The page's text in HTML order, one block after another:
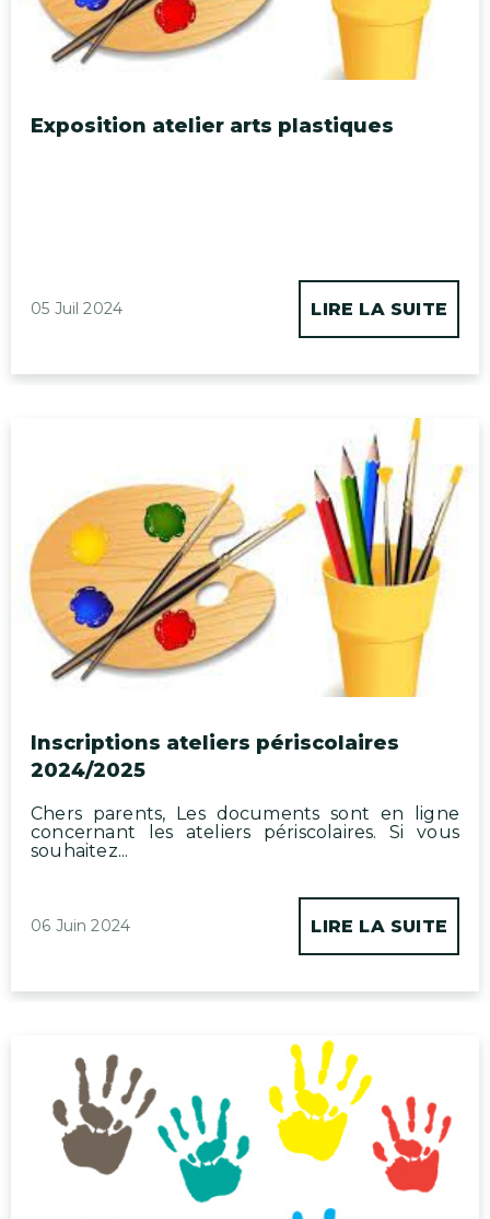
Exposition atelier arts plastiques
05 Juil 2024 LIRE LA SUITE
Inscriptions ateliers périscolaires
2024/2025
Chers parents, Les documents sont en ligne
concernant les ateliers périscolaires. Si vous
souhaitez...
06 Juin 2024 LIRE LA SUITE